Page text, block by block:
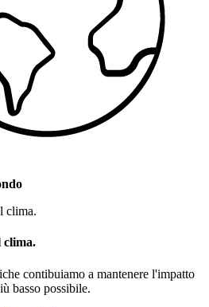
clima.
contibuiamo a mantenere l'impatto
basso possibile.